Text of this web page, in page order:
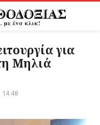
για
Μηλιά
14:48